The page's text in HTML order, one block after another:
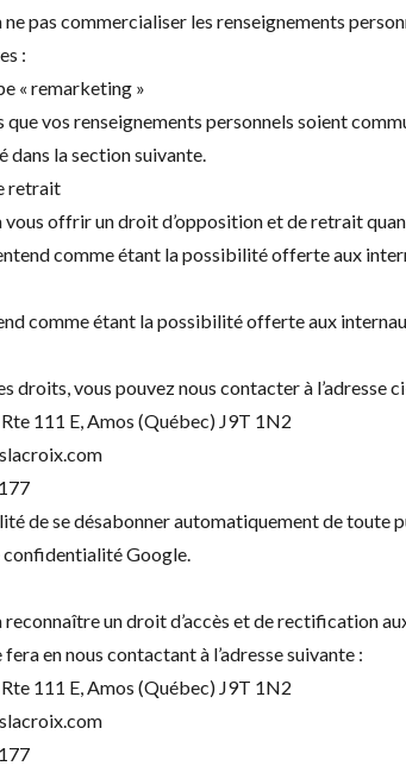
ne pas commercialiser les renseignements
:
« remarketing »
que vos renseignements personnels soient
dans la section suivante.
retrait
vous offrir un droit d’opposition et de retrait
comme étant la possibilité offerte aux
comme étant la possibilité offerte aux
droits, vous pouvez nous contacter à l’adresse
111 E, Amos (Québec) J9T 1N2
de se désabonner automatiquement de toute
confidentialité Google.
reconnaître un droit d’accès et de rectification
fera en nous contactant à l’adresse suivante :
111 E, Amos (Québec) J9T 1N2